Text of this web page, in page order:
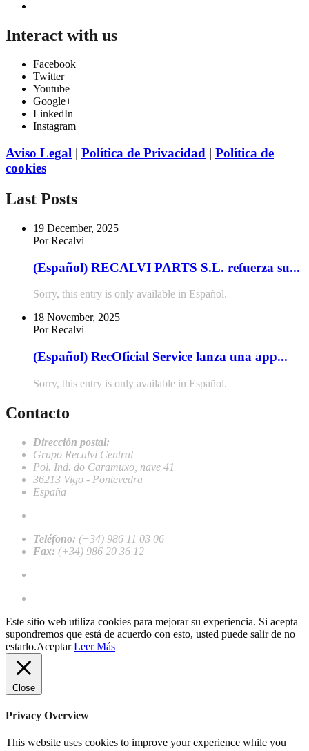
Interact with us
Facebook
Twitter
Youtube
Google+
LinkedIn
Instagram
Aviso Legal | Política de Privacidad | Política de
cookies
Last Posts
19 December, 2025
Por Recalvi
(Español) RECALVI PARTS S.L. refuerza su...
Sorry, this entry is only available in Español.
18 November, 2025
Por Recalvi
(Español) RecOficial Service lanza una app...
Sorry, this entry is only available in Español.
Contacto
Dirección postal:
Grupo Recalvi Central
Pol. Ind. do Caramuxo, nave 41
36213 Vigo - Pontevedra
España
Teléfono: (+34) 986 11 03 06
Fax: (+34) 986 20 36 12
Este sitio web utiliza cookies para mejorar su experiencia. Si acepta
supondremos que está de acuerdo con esto, usted puede salir de no
estarlo.Aceptar Leer Más
Close
Privacy Overview
This website uses cookies to improve your experience while you